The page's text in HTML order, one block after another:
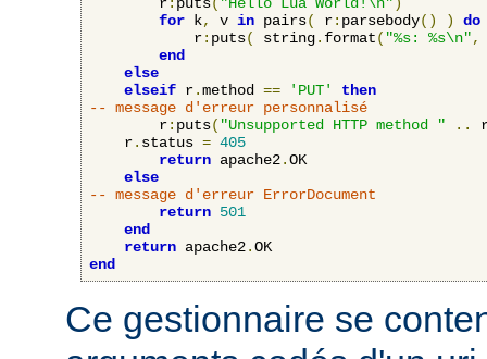
    	r
: puts( "Hello Lua World!\n")
for k, v in pairs( r: parsebody() )
do
            r
: puts( string. format( "%s: %s\n",
end
else
elseif r.method == 'PUT'
then
-- message d'erreur personnalisé
        r
: puts( "Unsupported HTTP method " ..
	r
. status = 405
return apache2.OK
else
-- message d'erreur ErrorDocument
return 501
end
return apache2.
end
Ce gestionnaire se